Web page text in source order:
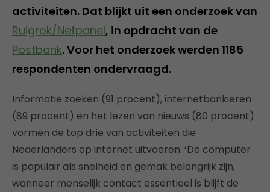
activiteiten. Dat blijkt uit een onderzoek van
Ruigrok/Netpanel, in opdracht van de
Postbank. Voor het onderzoek werden 1185
respondenten ondervraagd.
Informatie zoeken (91 procent), internetbankieren
(89 procent) en het lezen van nieuws (80 procent)
vormen de top drie van activiteiten die
Nederlanders op internet uitvoeren. ‘De computer
is populair als snelheid en gemak belangrijk zijn,
wanneer menselijk contact essentieel is blijft de